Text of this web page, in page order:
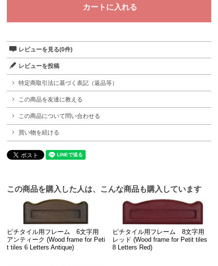
レビューを見る(0件)
レビューを投稿
特定商取引法に基づく表記（返品等）
この商品を友達に教える
この商品について問い合わせる
買い物を続ける
この商品を購入した人は、こんな商品も購入しています
ピチタイル用フレーム 6文字用
アンティーク (Wood frame for Peti
t tiles 6 Letters Antique)
ピチタイル用フレーム 8文字用
レッド (Wood frame for Petit tiles
8 Letters Red)